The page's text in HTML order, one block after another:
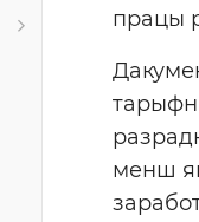
працы
менш